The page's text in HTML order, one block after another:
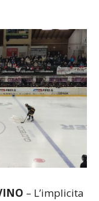
– L’implicita